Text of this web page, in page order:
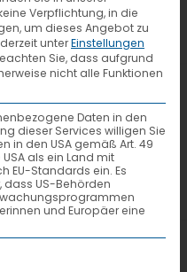
Verpflichtung, in die
um dieses Angebot zu
unterEinstellungen
Sie, dass aufgrund
nicht alle Funktionen
Daten in den
dieser Services willigen Sie
in den USA gemäß Art. 49
USA als ein Land mit
EU-Standards ein. Es
US-Behörden
und Europäer eine
Service-Gruppen,